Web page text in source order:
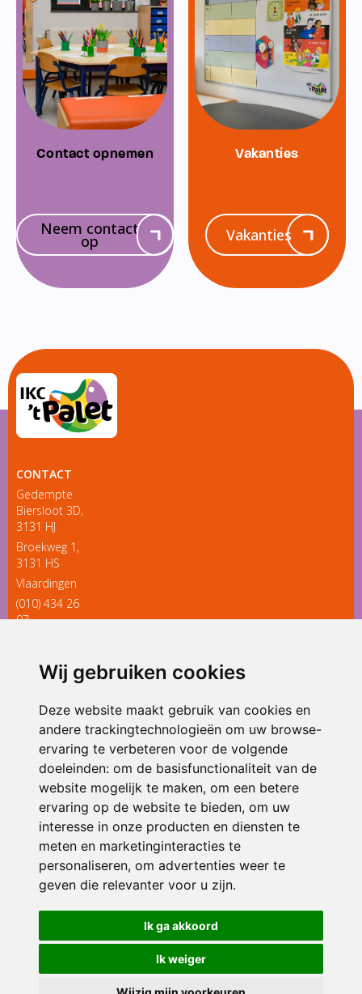
Wij gebruiken cookies
Deze website maakt gebruik van cookies en
andere trackingtechnologieën om uw browse-
ervaring te verbeteren voor de volgende
doeleinden: om de basisfunctionaliteit van de
website mogelijk te maken, om een betere
ervaring op de website te bieden, om uw
interesse in onze producten en diensten te
meten en marketinginteracties te
personaliseren, om advertenties weer te
geven die relevanter voor u zijn.
Ik ga akkoord
Ik weiger
Contact opnemen
Neem contact
op
Vakanties
Vakanties
CONTACT
Gedempte
Biersloot 3D,
3131 HJ
Broekweg 1,
3131 HS
Vlaardingen
(010) 434 26
97
ONDERDEEL VAN
© 2026 IKC ’t Palet | Alle rechten voorbehouden
Privacy policy|Disclaimer| Klachtenregeling|RSIN en Anbi
voorkeuren
Crealisatie The MindOffice